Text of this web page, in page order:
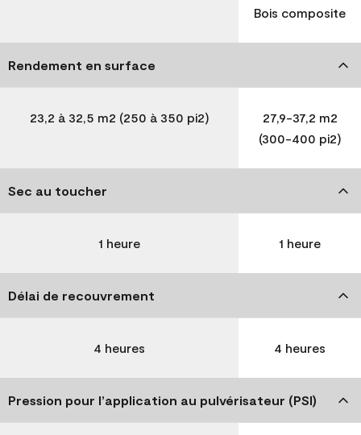
Bois composite
Rendement en surface
23,2 à 32,5 m2 (250 à 350 pi2)
27,9-37,2 m2
(300-400 pi2)
Sec au toucher
1 heure 1 heure
Délai de recouvrement
4 heures 4 heures
Pression pour l’application au pulvérisateur (PSI)